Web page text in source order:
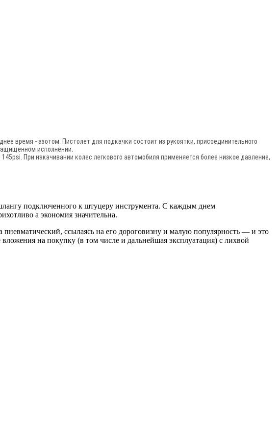
время - азотом. Пистолет для подкачки состоит из рукоятки, присоединительного
исполнении.
При накачивании колес легкового автомобиля применяется более низкое давление,
подключенного к штуцеру инструмента. С каждым днем
а экономия значительна.
ссылаясь на его дороговизну и малую популярность — и это
на покупку (в том числе и дальнейшая эксплуатация) с лихвой